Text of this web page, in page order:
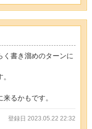
く書き溜めのターンに
るかもです。
登録日 2023.05.22 22:32